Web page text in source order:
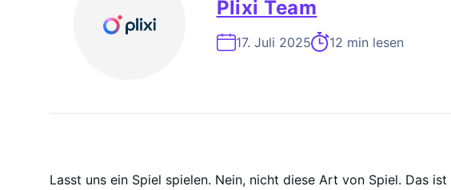
Plixi Team
17. Juli 2025 12 min lesen
Lasst uns ein Spiel spielen. Nein, nicht diese Art von Spiel. Das